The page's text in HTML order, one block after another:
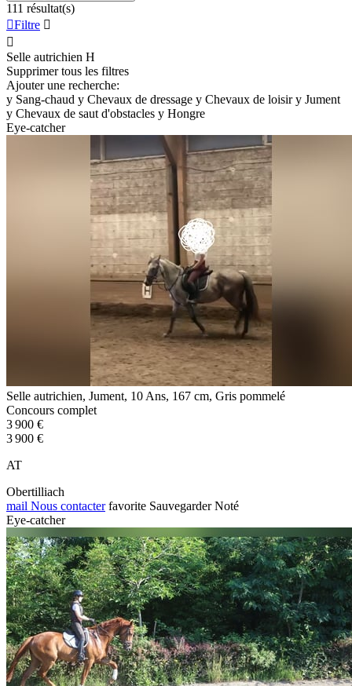
111 résultat(s)
Filtre 

Selle autrichien H
Supprimer tous les filtres
Ajouter une recherche:
y Sang-chaud y Chevaux de dressage y Chevaux de loisir y Jument
y Chevaux de saut d'obstacles y Hongre
Eye-catcher
Selle autrichien, Jument, 10 Ans, 167 cm, Gris pommelé
Concours complet
3 900 €
3 900 €
AT
Obertilliach
mail Nous contacter favorite Sauvegarder Noté
Eye-catcher